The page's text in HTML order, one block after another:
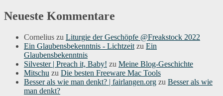
Neueste Kommentare
Cornelius zu Liturgie der Geschöpfe @Freakstock 2022
Ein Glaubensbekenntnis - Lichtzeit zu Ein
Glaubensbekenntnis
Silvester | Preach it, Baby! zu Meine Blog-Geschichte
Mitschu zu Die besten Freeware Mac Tools
Besser als wie man denkt? | fairlangen.org zu Besser als wie
man denkt?